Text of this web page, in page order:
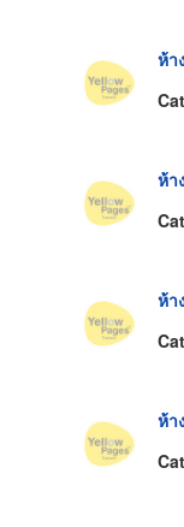
ห้า
ห้า
ห้า
ห้า